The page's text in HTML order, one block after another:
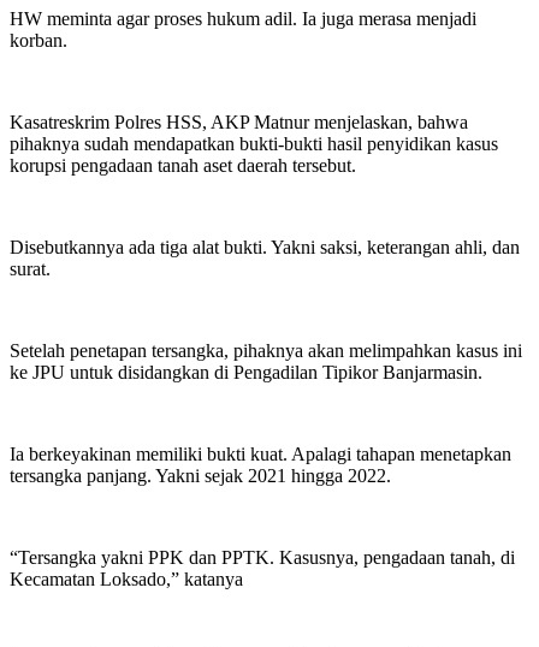
HW meminta agar proses hukum adil. Ia juga merasa menjadi
korban.
Kasatreskrim Polres HSS, AKP Matnur menjelaskan, bahwa
pihaknya sudah mendapatkan bukti-bukti hasil penyidikan kasus
korupsi pengadaan tanah aset daerah tersebut.
Disebutkannya ada tiga alat bukti. Yakni saksi, keterangan ahli, dan
surat.
Setelah penetapan tersangka, pihaknya akan melimpahkan kasus ini
ke JPU untuk disidangkan di Pengadilan Tipikor Banjarmasin.
Ia berkeyakinan memiliki bukti kuat. Apalagi tahapan menetapkan
tersangka panjang. Yakni sejak 2021 hingga 2022.
“Tersangka yakni PPK dan PPTK. Kasusnya, pengadaan tanah, di
Kecamatan Loksado,” katanya